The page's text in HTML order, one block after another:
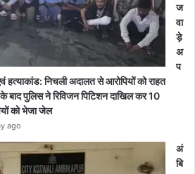
ज
वा
ड़े
अ
प
हत्याकांड: निचली अदालत से आरोपियों को राहत
बाद पुलिस ने रिविजन पिटिशन दाखिल कर 10
को भेजा जेल
ago
अं
बि